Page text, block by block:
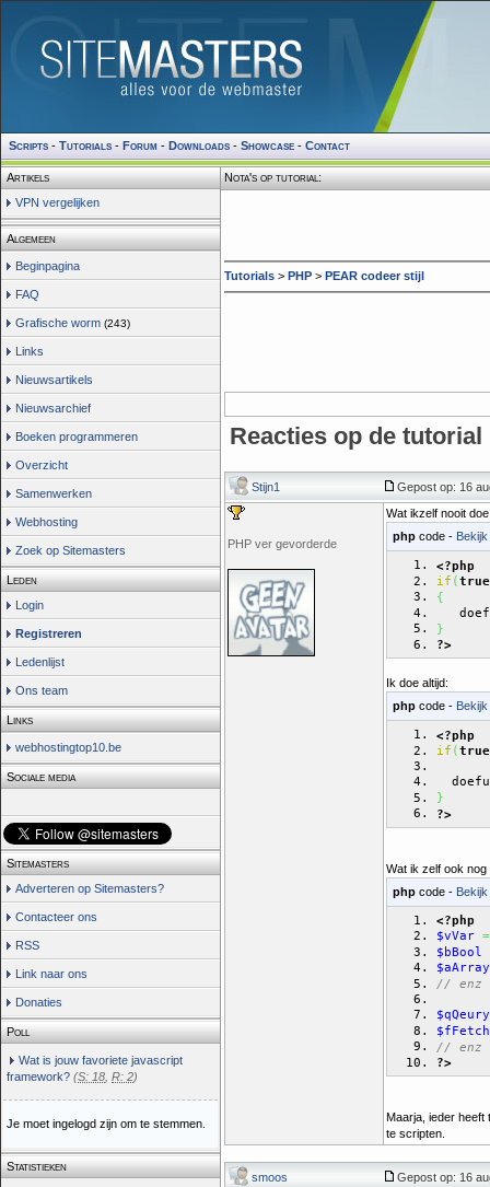
Scripts - Tutorials - Forum - Downloads - Showcase - Contact
Artikels
VPN vergelijken
Algemeen
Beginpagina
FAQ
Grafische worm (243)
Links
Nieuwsartikels
Nieuwsarchief
Boeken programmeren
Overzicht
Samenwerken
Webhosting
Zoek op Sitemasters
Leden
Login
Registreren
Ledenlijst
Ons team
Links
webhostingtop10.be
Sociale media
Sitemasters
Adverteren op Sitemasters?
Contacteer ons
RSS
Link naar ons
Donaties
Poll
Wat is jouw favoriete javascript
framework? (S: 18 R: 2)
Je moet ingelogd zijn om te stemmen.
Statistieken
Nota's op tutorial:
Tutorials > PHP > PEAR codeer stijl
Reacties op de
Stijn1 Gepost op: 16
PHP ver gevorderde
Wat ikzelf nooit
php code -
<?php
if (true
{
}
?>
Ik doe altijd:
php code -
<?php
if (true
}
?>
Wat ik zelf ook nog
php code -
<?php
$vVar =
$bBool
$aArray
// enz
$qQeury
$fFetch
// enz
?>
Maarja, ieder heeft
te scripten.
smoos
Gepost op: 16